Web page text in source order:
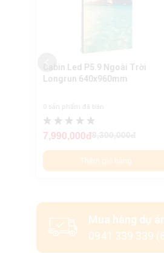
Cabin Led P5.9 Ngoài Trời
Longrun 640x960mm
0 sản phẩm đã bán
7,990,000đ
Thêm giỏ hàng
Mua hàng dự
0941 339 339